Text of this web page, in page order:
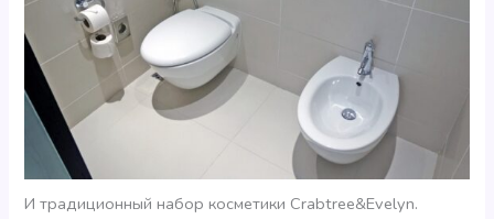
И традиционный набор косметики Crabtree&Evelyn.